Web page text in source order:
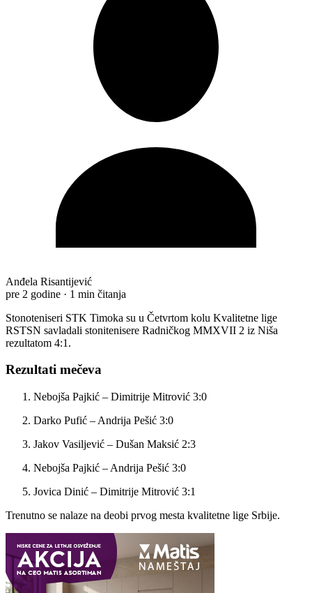
Anđela Risantijević
pre 2 godine · 1 min čitanja
Stonoteniseri STK Timoka su u Četvrtom kolu Kvalitetne lige
RSTSN savladali stonitenisere Radničkog MMXVII 2 iz Niša
rezultatom 4:1.
Rezultati mečeva
Nebojša Pajkić – Dimitrije Mitrović 3:0
Darko Pufić – Andrija Pešić 3:0
Jakov Vasiljević – Dušan Maksić 2:3
Nebojša Pajkić – Andrija Pešić 3:0
Jovica Dinić – Dimitrije Mitrović 3:1
Trenutno se nalaze na deobi prvog mesta kvalitetne lige Srbije.